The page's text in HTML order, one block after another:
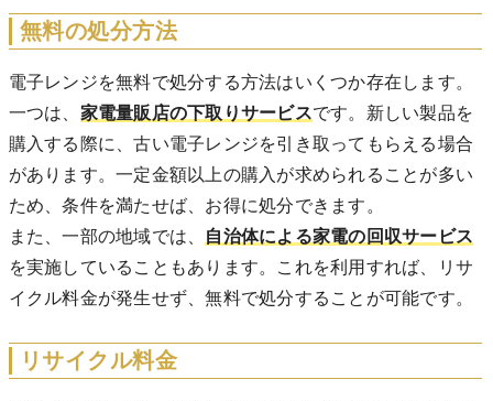
無料の処分方法
電子レンジを無料で処分する方法はいくつか存在します。
一つは、 家電量販店の下取りサービスです。新しい製品を
購入する際に、古い電子レンジを引き取ってもらえる場合
があります。一定金額以上の購入が求められることが多い
ため、条件を満たせば、お得に処分できます。
また、一部の地域では、
自治体による家電の回収サービス
を実施していることもあります。これを利用すれば、リサ
イクル料金が発生せず、無料で処分することが可能です。
リサイクル料金